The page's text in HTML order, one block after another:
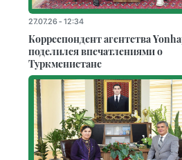
27.07.26 - 12:34
Корреспондент агентства
поделился впечатлениями о
Туркменистане